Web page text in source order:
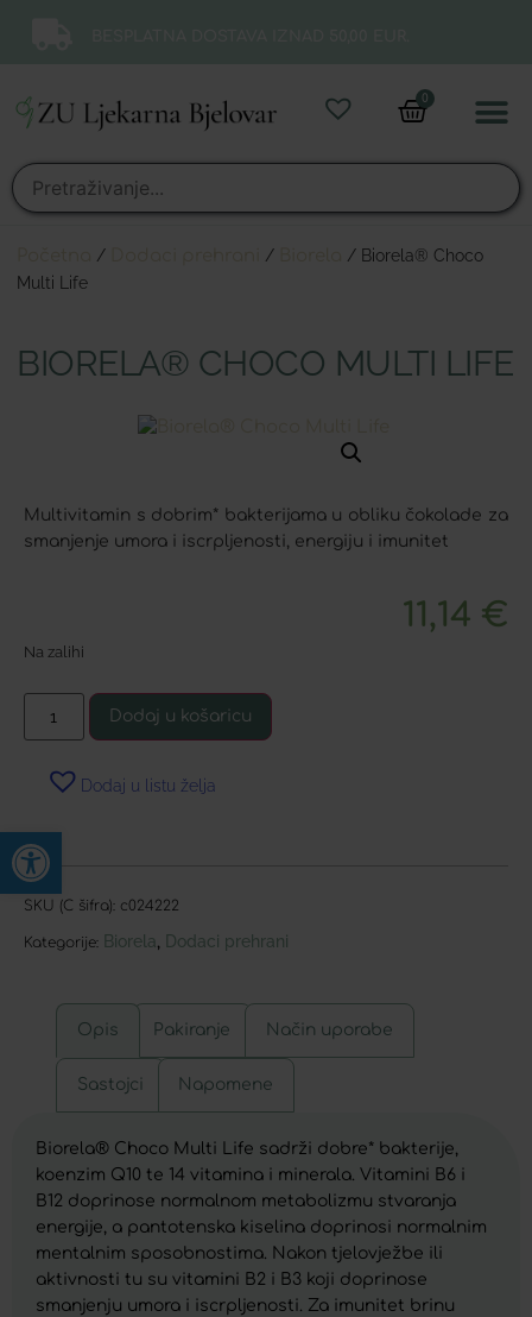
Open toolbar
0
/ /
/ Biorela® Choco
Multi Life
BIORELA® CHOCO MULTI LIFE
Multivitamin s dobrim* bakterijama u obliku čokolade za
smanjenje umora i iscrpljenosti, energiju i imunitet
11,14 €
Na zalihi
Dodaj u košaricu
Dodaj u listu želja
SKU (C šifra): c024222
Kategorije: Biorela Dodaci prehrani
Opis Pakiranje Način uporabe
Sastojci Napomene
Biorela® Choco Multi Life sadrži dobre* bakterije,
koenzim Q10 te 14 vitamina i minerala. Vitamini B6 i
B12 doprinose normalnom metabolizmu stvaranja
energije, a pantotenska kiselina doprinosi normalnim
mentalnim sposobnostima. Nakon tjelovježbe ili
aktivnosti tu su vitamini B2 i B3 koji doprinose
smanjenju umora i iscrpljenosti. Za imunitet brinu